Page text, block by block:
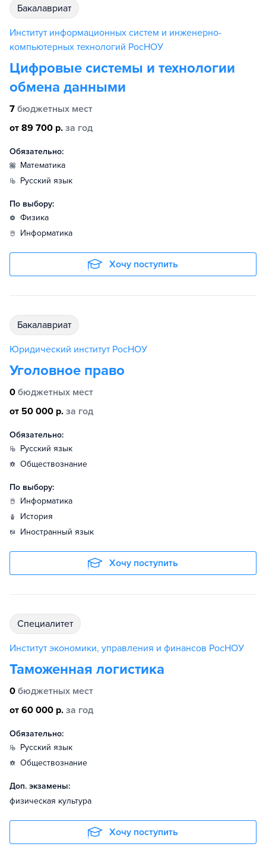
бакалавриат
Институт информационных систем и инженерно-
компьютерных технологий РосНОУ
Цифровые системы и технологии
обмена данными
7 бюджетных мест
от 89 700 р. за год
Обязательно:
математика
русский язык
По выбору:
физика
информатика
Хочу поступить
бакалавриат
Юридический институт РосНОУ
Уголовное право
0 бюджетных мест
от 50 000 р. за год
Обязательно:
русский язык
обществознание
По выбору:
информатика
история
иностранный язык
Хочу поступить
специалитет
Институт экономики, управления и финансов РосНОУ
Таможенная логистика
0 бюджетных мест
от 60 000 р. за год
Обязательно:
русский язык
обществознание
Доп. экзамены:
физическая культура
Хочу поступить